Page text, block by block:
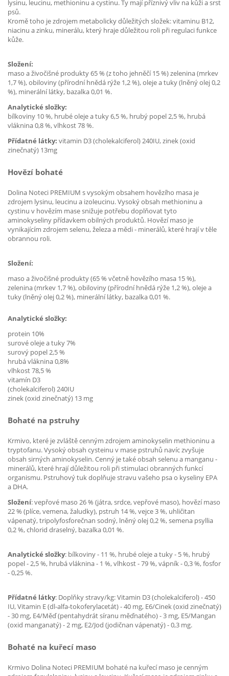
lysinu, leucinu, methioninu a cystinu. Ty mají příznivý vliv na kůži a srst
psů.
Kromě toho je zdrojem metabolicky důležitých složek: vitaminu B12,
niacinu a zinku, minerálu, který hraje důležitou roli při regulaci funkce
kůže.
Složení:
maso a živočišné produkty 65 % (z toho jehněčí 15 %) zelenina (mrkev
1,7 %), obiloviny (přírodní hnědá rýže 1,2 %), oleje a tuky (lněný olej 0,2
%), minerální látky, bazalka 0,01 %.
Analytické složky:
bílkoviny 10 %, hrubé oleje a tuky 6,5 %, hrubý popel 2,5 %, hrubá
vláknina 0,8 %, vlhkost 78 %.
Přídatné látky: vitamin D3 (cholekalciferol) 240IU, zinek (oxid
zinečnatý) 13mg
Hovězí bohaté
Dolina Noteci PREMIUM s vysokým obsahem hovězího masa je
zdrojem lysinu, leucinu a izoleucinu. Vysoký obsah methioninu a
cystinu v hovězím mase snižuje potřebu doplňovat tyto
aminokyseliny přídavkem obilných produktů. Hovězí maso je
vynikajícím zdrojem selenu, železa a mědi - minerálů, které hrají v těle
obrannou roli.
Složení:
maso a živočišné produkty (65 % včetně hovězího masa 15 %),
zelenina (mrkev 1,7 %), obiloviny (přírodní hnědá rýže 1,2 %), oleje a
tuky (lněný olej 0,2 %), minerální látky, bazalka 0,01 %.
Analytické složky:
protein 10%
surové oleje a tuky 7%
surový popel 2,5 %
hrubá vláknina 0,8%
vlhkost 78,5 %
vitamín D3
(cholekalciferol) 240IU
zinek (oxid zinečnatý) 13 mg
Bohaté na pstruhy
Krmivo, které je zvláště cenným zdrojem aminokyselin methioninu a
tryptofanu. Vysoký obsah cysteinu v mase pstruhů navíc zvyšuje
obsah sirných aminokyselin. Cenný je také obsah selenu a manganu -
minerálů, které hrají důležitou roli při stimulaci obranných funkcí
organismu. Pstruhový tuk doplňuje stravu vašeho psa o kyseliny EPA
a DHA.
Složení: vepřové maso 26 % (játra, srdce, vepřové maso), hovězí maso
22 % (plíce, vemena, žaludky), pstruh 14 %, vejce 3 %, uhličitan
vápenatý, tripolyfosforečnan sodný, lněný olej 0,2 %, semena psyllia
0,2 %, chlorid draselný, bazalka 0,01 %.
Analytické složky: bílkoviny - 11 %, hrubé oleje a tuky - 5 %, hrubý
popel - 2,5 %, hrubá vláknina - 1 %, vlhkost - 79 %, vápník - 0,3 %, fosfor
- 0,25 %.
Přídatné látky: Doplňky stravy/kg: Vitamin D3 (cholekalciferol) - 450
IU, Vitamin E (dl-alfa-tokoferylacetát) - 40 mg, E6/Cinek (oxid zinečnatý)
- 30 mg, E4/Měď (pentahydrát síranu měďnatého) - 3 mg, E5/Mangan
(oxid manganatý) - 2 mg, E2/Jod (jodičnan vápenatý) - 0,3 mg.
Bohaté na kuřecí maso
Krmivo Dolina Noteci PREMIUM bohaté na kuřecí maso je cenným